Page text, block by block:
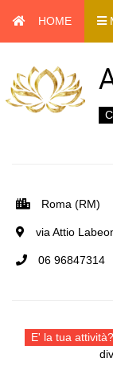
HOME
Roma (RM)
via Attio
06 96847314
E' la tua attività?